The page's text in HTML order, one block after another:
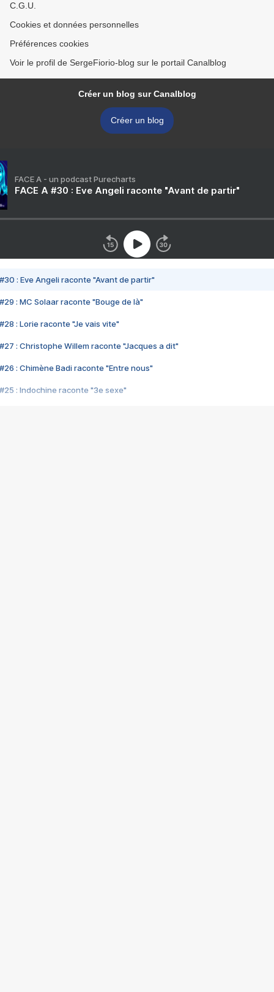
C.G.U.
Cookies et données personnelles
Préférences cookies
Voir le profil de SergeFiorio-blog sur le portail Canalblog
Créer un blog sur Canalblog
Créer un blog
FACE A - un podcast Purecharts
FACE A #30 : Eve Angeli raconte "Avant de partir"
#30 : Eve Angeli raconte "Avant de partir"
#29 : MC Solaar raconte "Bouge de là"
#28 : Lorie raconte "Je vais vite"
#27 : Christophe Willem raconte "Jacques a dit"
#26 : Chimène Badi raconte "Entre nous"
#25 : Indochine raconte "3e sexe"